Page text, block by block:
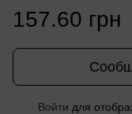
157.60 грн
Войти для